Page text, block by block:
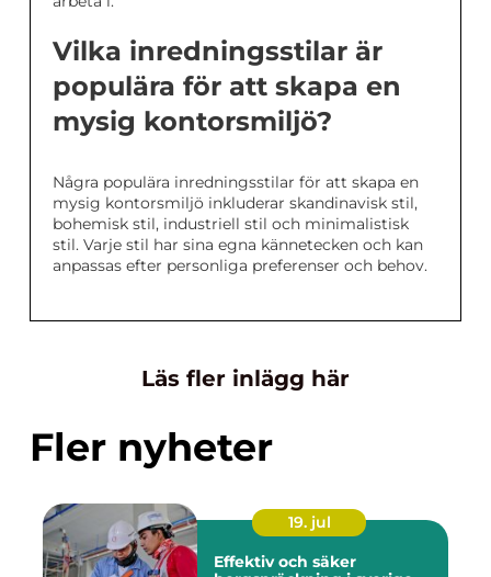
Vilka inredningsstilar är
populära för att skapa en
mysig kontorsmiljö?
Några populära inredningsstilar för att skapa en
mysig kontorsmiljö inkluderar skandinavisk stil,
bohemisk stil, industriell stil och minimalistisk
stil. Varje stil har sina egna kännetecken och kan
anpassas efter personliga preferenser och behov.
Läs fler inlägg här
Fler nyheter
19. jul
Effektiv och säker